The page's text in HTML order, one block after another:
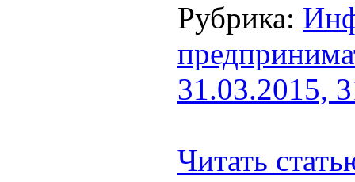
Рубрика:
31.03.2015,
Читать